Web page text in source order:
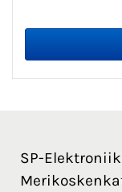
SP-